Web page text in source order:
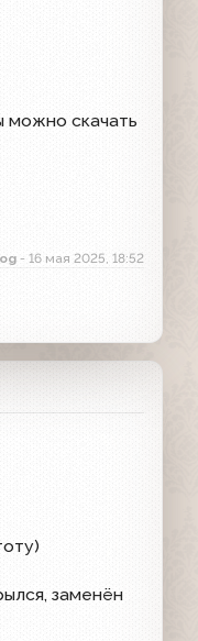
можно скачать
- 16 мая 2025, 18:52
заменён